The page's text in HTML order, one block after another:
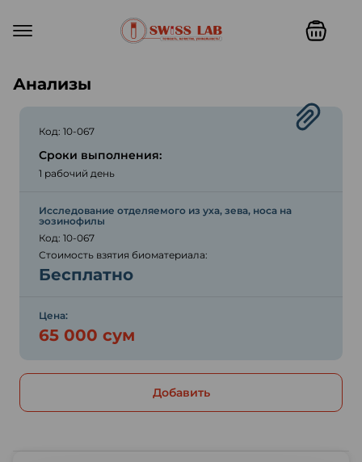
Анализы
Код: 10-067
Сроки выполнения:
1 рабочий день
Исследование отделяемого из уха, зева, носа на
эозинофилы
Код: 10-067
Стоимость взятия биоматериала:
Бесплатно
Цена:
65 000 сум
Добавить